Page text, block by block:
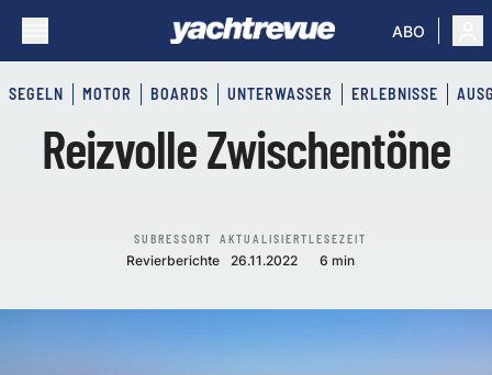
ABO
SEGELN MOTOR BOARDS UNTERWASSER ERLEBNISSE
Reizvolle Zwischentöne
SUBRESSORT
Revierberichte
AKTUALISIERT
26.11.2022
LESEZEIT
6 min